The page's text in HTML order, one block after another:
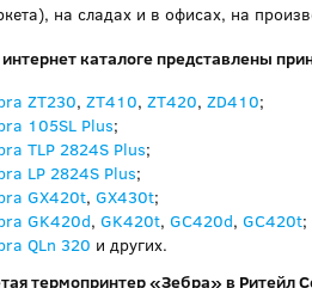
на сладах и в офисах, на
каталоге представлены
ZT230, ZT410, ZT420, ZD410;
105SL Plus;
TLP 2824S Plus;
LP 2824S Plus;
GX420t, GX430t;
GK420d, GK420t, GC420d, GC420t;
QLn 320 и других.
термопринтер «Зебра» в Ритейл